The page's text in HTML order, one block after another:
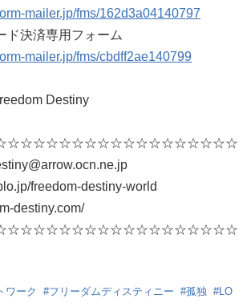
mailer.jp/fms/162d3a04140797
決済専用フォーム
mailer.jp/fms/cbdff2ae140799
Destiny
freedom-destiny-world
destiny.com/
ワーク #フリーダムディスティニー #孤独 #LO